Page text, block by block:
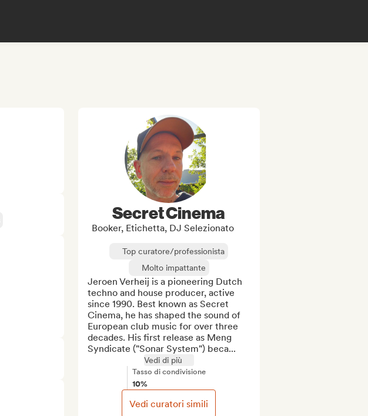
Secret Cinema
Booker, Etichetta, DJ Selezionato
Top curatore/professionista
Molto impattante
Jeroen Verheij is a pioneering Dutch
techno and house producer, active
since 1990. Best known as Secret
Cinema, he has shaped the sound of
European club music for over three
decades. His first release as Meng
Syndicate ("Sonar System") beca...
Vedi di più
Tasso di condivisione
10%
Vedi curatori simili